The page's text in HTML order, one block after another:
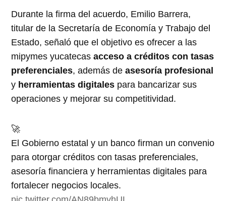
Durante la firma del acuerdo, Emilio Barrera,
titular de la Secretaría de Economía y Trabajo del
Estado, señaló que el objetivo es ofrecer a las
mipymes yucatecasacceso a créditos con tasas
preferenciales, además deasesoría profesional
y herramientas digitales para bancarizar sus
operaciones y mejorar su competitividad.
🚀
El Gobierno estatal y un banco firman un convenio
para otorgar créditos con tasas preferenciales,
asesoría financiera y herramientas digitales para
fortalecer negocios locales.